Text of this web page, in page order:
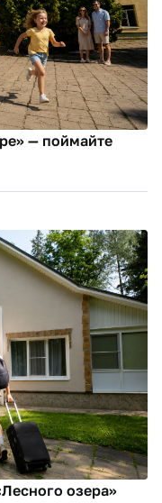
— поймайте
озера»